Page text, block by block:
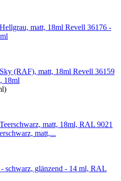
Revell 36176 -
Revell 36159
18ml
matt,...